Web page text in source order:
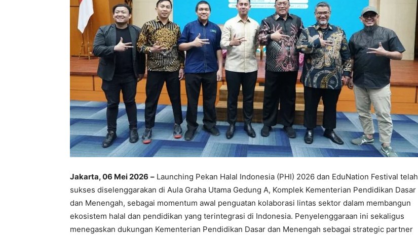
Jakarta, 06 Mei 2026 – Launching Pekan Halal Indonesia (PHI) 2026 dan EduNation Festival telah
sukses diselenggarakan di Aula Graha Utama Gedung A, Komplek Kementerian Pendidikan Dasar
dan Menengah, sebagai momentum awal penguatan kolaborasi lintas sektor dalam membangun
ekosistem halal dan pendidikan yang terintegrasi di Indonesia. Penyelenggaraan ini sekaligus
menegaskan dukungan Kementerian Pendidikan Dasar dan Menengah sebagai strategic partner